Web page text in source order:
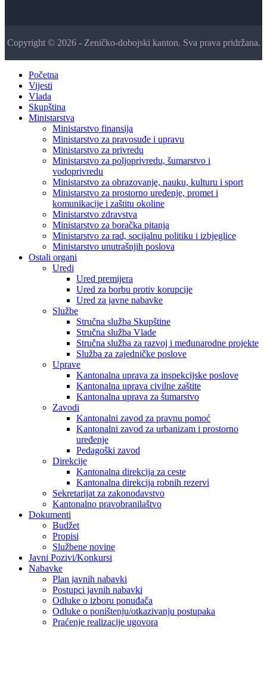
Copyright © 2026 - Zeničko-dobojski kanton. Sva prava pridržana.
Početna
Vijesti
Vlada
Skupština
Ministarstva
Ministarstvo finansija
Ministarstvo za pravosuđe i upravu
Ministarstvo za privredu
Ministarstvo za poljoprivredu, šumarstvo i
vodoprivredu
Ministarstvo za obrazovanje, nauku, kulturu i sport
Ministarstvo za prostorno uređenje, promet i
komunikacije i zaštitu okoline
Ministarstvo zdravstva
Ministarstvo za boračka pitanja
Ministarstvo za rad, socijalnu politiku i izbjeglice
Ministarstvo unutrašnjih poslova
Ostali organi
Uredi
Ured premijera
Ured za borbu protiv korupcije
Ured za javne nabavke
Službe
Stručna služba Skupštine
Stručna služba Vlade
Stručna služba za razvoj i međunarodne projekte
Služba za zajedničke poslove
Uprave
Kantonalna uprava za inspekcijske poslove
Kantonalna uprava civilne zaštite
Kantonalna uprava za šumarstvo
Zavodi
Kantonalni zavod za pravnu pomoć
Kantonalni zavod za urbanizam i prostorno
uređenje
Pedagoški zavod
Direkcije
Kantonalna direkcija za ceste
Kantonalna direkcija robnih rezervi
Sekretarijat za zakonodavstvo
Kantonalno pravobranilaštvo
Dokumenti
Budžet
Propisi
Službene novine
Javni Pozivi/Konkursi
Nabavke
Plan javnih nabavki
Postupci javnih nabavki
Odluke o izboru ponuđača
Odluke o poništenju/otkazivanju postupaka
Praćenje realizacije ugovora